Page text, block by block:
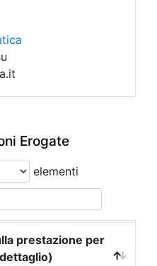
Erogate
elementi
prestazione per